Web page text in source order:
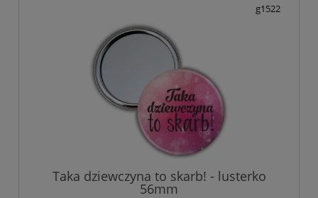
g1522
Taka dziewczyna to skarb! - lusterko
56mm